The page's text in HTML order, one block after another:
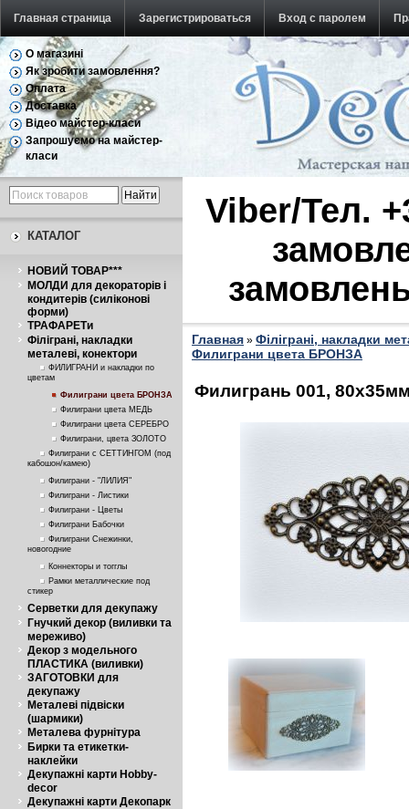
Главная страница Зарегистрироваться Вход с паролем
Обратная связь
О магазині
Як зробити замовлення?
Оплата
Доставка
Відео майстер-класи
Запрошуємо на майстер-
класи
КАТАЛОГ
НОВИЙ ТОВАР***
МОЛДИ для декораторів і
кондитерів (силіконові
форми)
ТРАФАРЕТи
Філіграні, накладки
металеві, конектори
ФИЛИГРАНИ и накладки по
цветам
Филиграни цвета БРОНЗА
Филиграни цвета МЕДЬ
Филиграни цвета СЕРЕБРО
Филиграни, цвета ЗОЛОТО
Филиграни с СЕТТИНГОМ (под
кабошон/камею)
Филиграни - "ЛИЛИЯ"
Филиграни - Листики
Филиграни - Цветы
Филиграни Бабочки
Филиграни Снежинки,
новогодние
Коннекторы и тогглы
Рамки металлические под
стикер
Серветки для декупажу
Гнучкий декор (виливки та
мереживо)
Декор з модельного
ПЛАСТИКА (виливки)
ЗАГОТОВКИ для
декупажу
Металеві підвіски
(шармики)
Металева фурнітура
Бирки та етикетки-
наклейки
Декупажні карти Hobby-
decor
Декупажні карти Декопарк
Viber/Тел.
Главная » Філіграні, накладки
Филиграни цвета БРОНЗА
Филигрань 001,